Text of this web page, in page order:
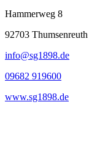
Hammerweg 8
92703 Thumsenreuth
info@sg1898.de
09682 919600
www.sg1898.de